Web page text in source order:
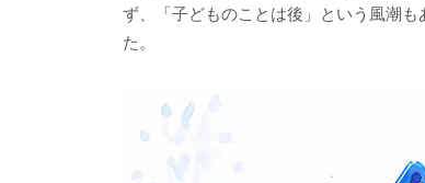
ず、「子どものことは後」という風潮
た。